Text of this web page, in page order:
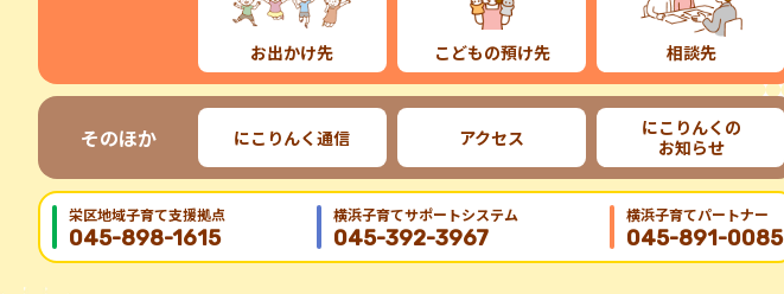
お出かけ先 こどもの預け先 相談先
そのほか にこりんく通信 アクセス
にこりんくの
お知らせ
栄区地域⼦育て⽀援拠点
045-898-1615
横浜子育てサポートシステム
045-392-3967
横浜子育てパートナー
045-891-0085